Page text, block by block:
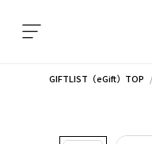
GIFTLIST（eGift）TOP